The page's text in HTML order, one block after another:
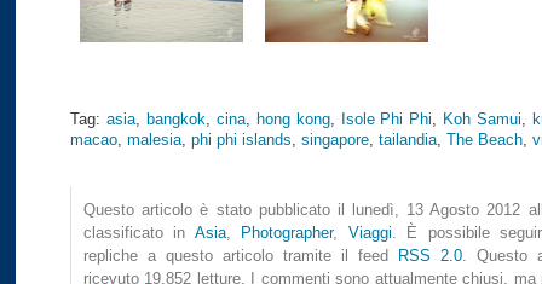
Tag: asia, bangkok cina, hong kong, Isole Phi Phi Koh Samui
macao malesia phi phi islands singapore tailandia The Beach
Questo articolo è stato pubblicato il lunedì, 13 Agosto 2012
classificato in Asia, Photographer, Viaggi . È possibile
repliche a questo articolo tramite il feed
RSS 2.0 . Questo
ricevuto 19.852 letture. I commenti sono attualmente chiusi, ma